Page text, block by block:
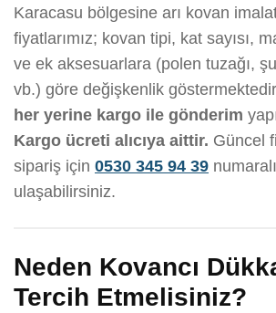
Karacasu bölgesine arı kovan
fiyatlarımız; kovan tipi, kat sayısı,
ve ek aksesuarlara (polen tuzağı,
vb.) göre değişkenlik
her yerine kargo ile gönderim
Kargo ücreti alıcıya aittir. Güncel
sipariş için 0530 345 94 39
ulaşabilirsiniz.
Neden Kovancı
Tercih Etmelisiniz?